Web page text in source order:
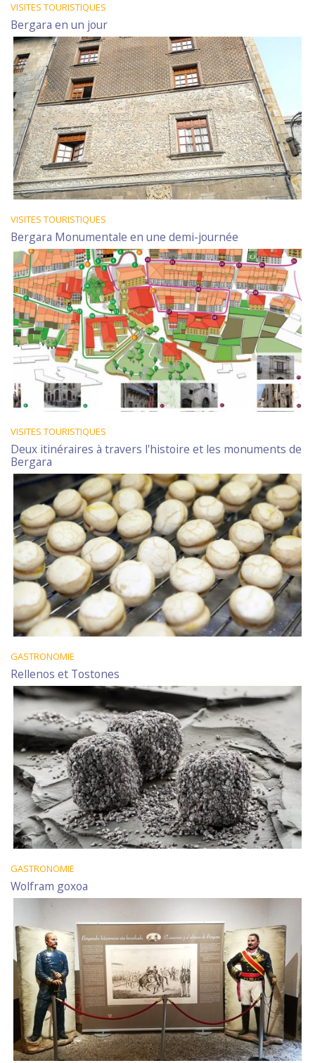
VISITES TOURISTIQUES
Bergara en un jour
VISITES TOURISTIQUES
Bergara Monumentale en une demi-journée
VISITES TOURISTIQUES
Deux itinéraires à travers l'histoire et les monuments de
Bergara
GASTRONOMIE
Rellenos et Tostones
GASTRONOMIE
Wolfram goxoa